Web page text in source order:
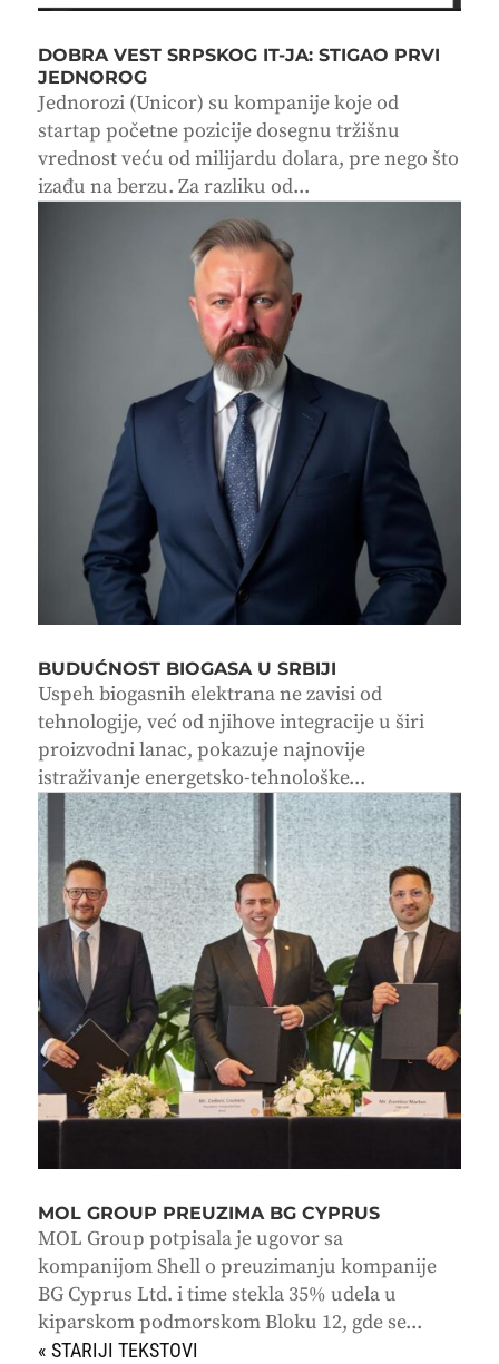
DOBRA VEST SRPSKOG IT-JA: STIGAO PRVI
JEDNOROG
Jednorozi (Unicor) su kompanije koje od
startap početne pozicije dosegnu tržišnu
vrednost veću od milijardu dolara, pre nego što
izađu na berzu. Za razliku od...
BUDUĆNOST BIOGASA U SRBIJI
Uspeh biogasnih elektrana ne zavisi od
tehnologije, već od njihove integracije u širi
proizvodni lanac, pokazuje najnovije
istraživanje energetsko-tehnološke...
MOL GROUP PREUZIMA BG CYPRUS
MOL Group potpisala je ugovor sa
kompanijom Shell o preuzimanju kompanije
BG Cyprus Ltd. i time stekla 35% udela u
kiparskom podmorskom Bloku 12, gde se...
« STARIJI UNOSI